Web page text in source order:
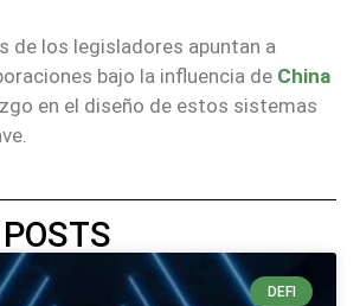
de los legisladores apuntan a
bajo la influencia de China
en el diseño de estos sistemas
DEFI